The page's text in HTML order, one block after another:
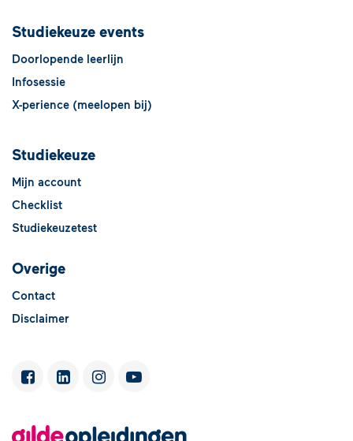
Studiekeuze events
Doorlopende leerlijn
Infosessie
X-perience (meelopen bij)
Studiekeuze
Mijn account
Checklist
Studiekeuzetest
Overige
Contact
Disclaimer